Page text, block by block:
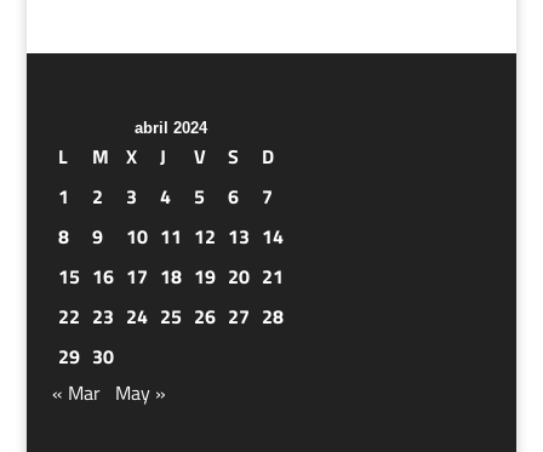
abril 2024
L M X J V S
D
1
2 3 4 5 6
7
8
9 10 11 12 13 14
15 16 17 18 19 20 21
22 23 24 25 26 27 28
29 30
« Mar May »